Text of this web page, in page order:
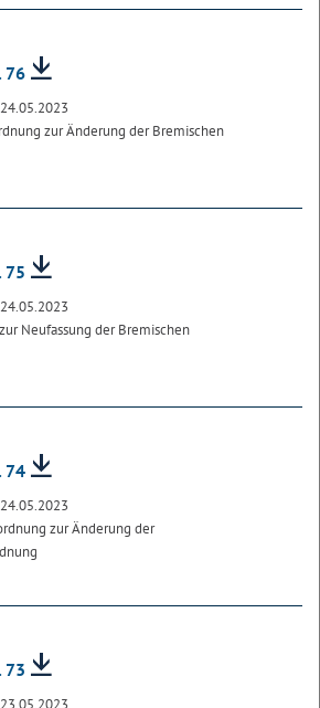
76
24.05.2023
zur Änderung der Bremischen
75
24.05.2023
Neufassung der Bremischen
74
24.05.2023
zur Änderung der
73
23.05.2023